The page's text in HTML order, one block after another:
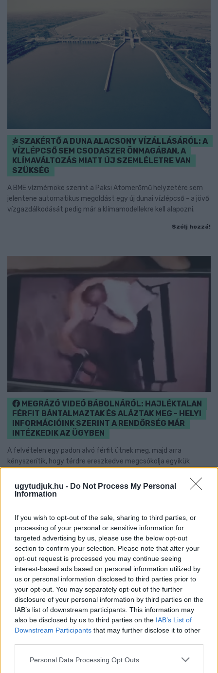
ugytudjuk.hu - Do Not Process My Personal
Information
If you wish to opt-out of the sale, sharing to third parties, or
processing of your personal or sensitive information for
targeted advertising by us, please use the below opt-out
section to confirm your selection. Please note that after your
opt-out request is processed you may continue seeing
interest-based ads based on personal information utilized by
us or personal information disclosed to third parties prior to
your opt-out. You may separately opt-out of the further
disclosure of your personal information by third parties on the
IAB’s list of downstream participants. This information may
also be disclosed by us to third parties on the IAB’s List of
Downstream Participants that may further disclose it to other
Please note that this website/app uses one or more Google
Personal Data Processing Opt Outs
SZAKÉRTŐ A DUNA ALACSONY VÍZÁLLÁSÁRÓL: A
VÍZLÉPCSŐ SEM CSODASZER ÖNMAGÁBAN, A
KLÍMAVÁLTOZÁS MIATT ÚJ SZEMLÉLETRE VAN
SZÜKSÉG
A BME vízmérnöke szerint a Paksi Atomerőmű helyzetére sem
jelentene automatikus megoldást egy új dunai vízlépcső - a jövő
vízgazdálkodását pedig már a klímamodellekre kell alapozni.
Szólj hozzá!
MEGRÁZÓ VIDEÓ BÁBOLNÁRÓL: HAJLÉKTALAN
FÉRFIT BÁNTALMAZTAK ÉS ALÁZTAK MEG - HELYI
INFORMÁCIÓINK SZERINT A RENDŐRSÉG MÁR
INTÉZKEDIK AZ ÜGYBEN
A felvételen egy padon alvó férfit ütnek meg, majd arra
kényszerítik, hogy térdre ereszkedve megcsókolja egyikük
Szólj hozzá!
LAKOSSÁGI FÓRUMON MUTATJÁK BE A